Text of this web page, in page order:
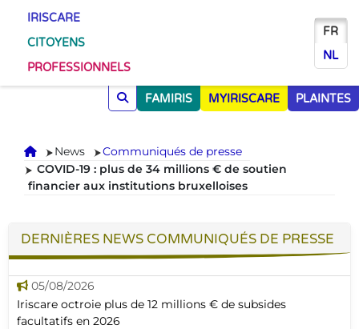
IRISCARE
CITOYENS
PROFESSIONNELS
FR
NL
FAMIRIS MYIRISCARE PLAINTES
Accueil
News
Communiqués de presse
COVID-19 : plus de 34 millions € de soutien
financier aux institutions bruxelloises
DERNIÈRES NEWS COMMUNIQUÉS DE PRESSE
05/08/2026
Iriscare octroie plus de 12 millions € de subsides
facultatifs en 2026